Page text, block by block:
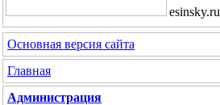
Основная версия сайта
Главная
Администрация